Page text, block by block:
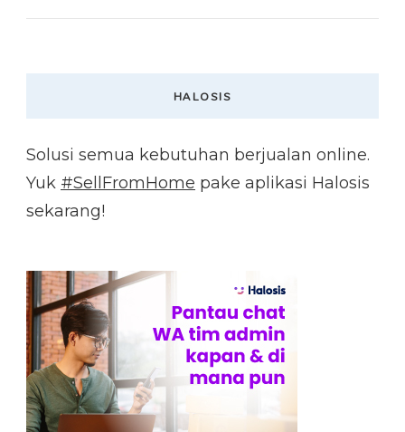
HALOSIS
Solusi semua kebutuhan berjualan online.
Yuk #SellFromHome pake aplikasi Halosis
sekarang!